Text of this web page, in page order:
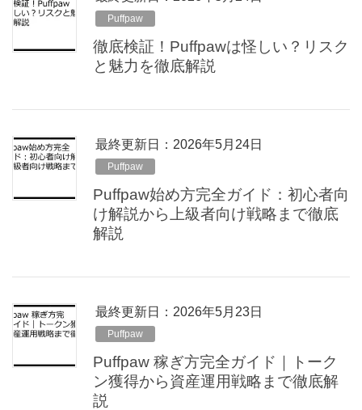
Puffpaw
徹底検証！Puffpawは怪しい？リスク
と魅力を徹底解説
最終更新日：2026年5月24日
Puffpaw
Puffpaw始め方完全ガイド：初心者向
け解説から上級者向け戦略まで徹底
解説
最終更新日：2026年5月23日
Puffpaw
Puffpaw 稼ぎ方完全ガイド｜トーク
ン獲得から資産運用戦略まで徹底解
説